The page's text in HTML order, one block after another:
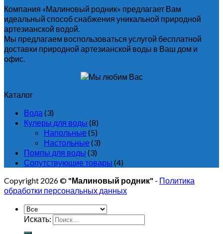
Компания «Малиновый родник» предлагает Вам
идеальный способ снабжения уникальной природной
артезианской водой.
Мы предлагаем воспользоваться услугой бесплатной
доставки природной артезианской воды в Ваш дом и
офис.
Каталог
Вода (3)
Кулеры для воды (8)
Напольные (5)
Настольные (3)
Помпы для воды (3)
Сопутствующие товары (4)
Copyright 2026 © "Малиновый родник" - Политика
обработки персональных данных
Искать: